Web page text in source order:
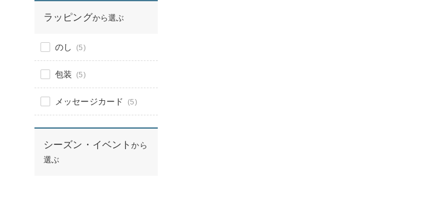
ラッピングから選ぶ
のし (5)
包装 (5)
メッセージカード (5)
シーズン・イベントから
選ぶ